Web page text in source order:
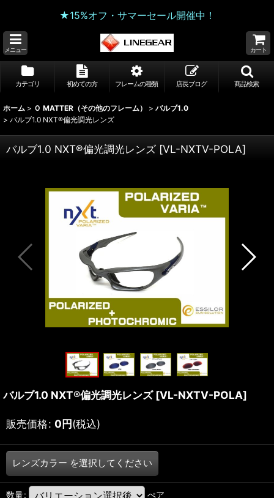
★15%オフ・サマーセール開催中！
メニュー カート
カテゴリ 初めての方 フレームの種類 店長ブログ 商品検索
ホーム > Ｏ MATTER（その他のフレーム） > バルブ1.0
> バルブ1.0 NXT®偏光調光レンズ
バルブ1.0 NXT®偏光調光レンズ [VL-NXTV-POLA]
バルブ1.0 NXT®偏光調光レンズ [VL-NXTV-POLA]
販売価格: 0円(税込)
レンズカラー を選択してください
数量: ぺア